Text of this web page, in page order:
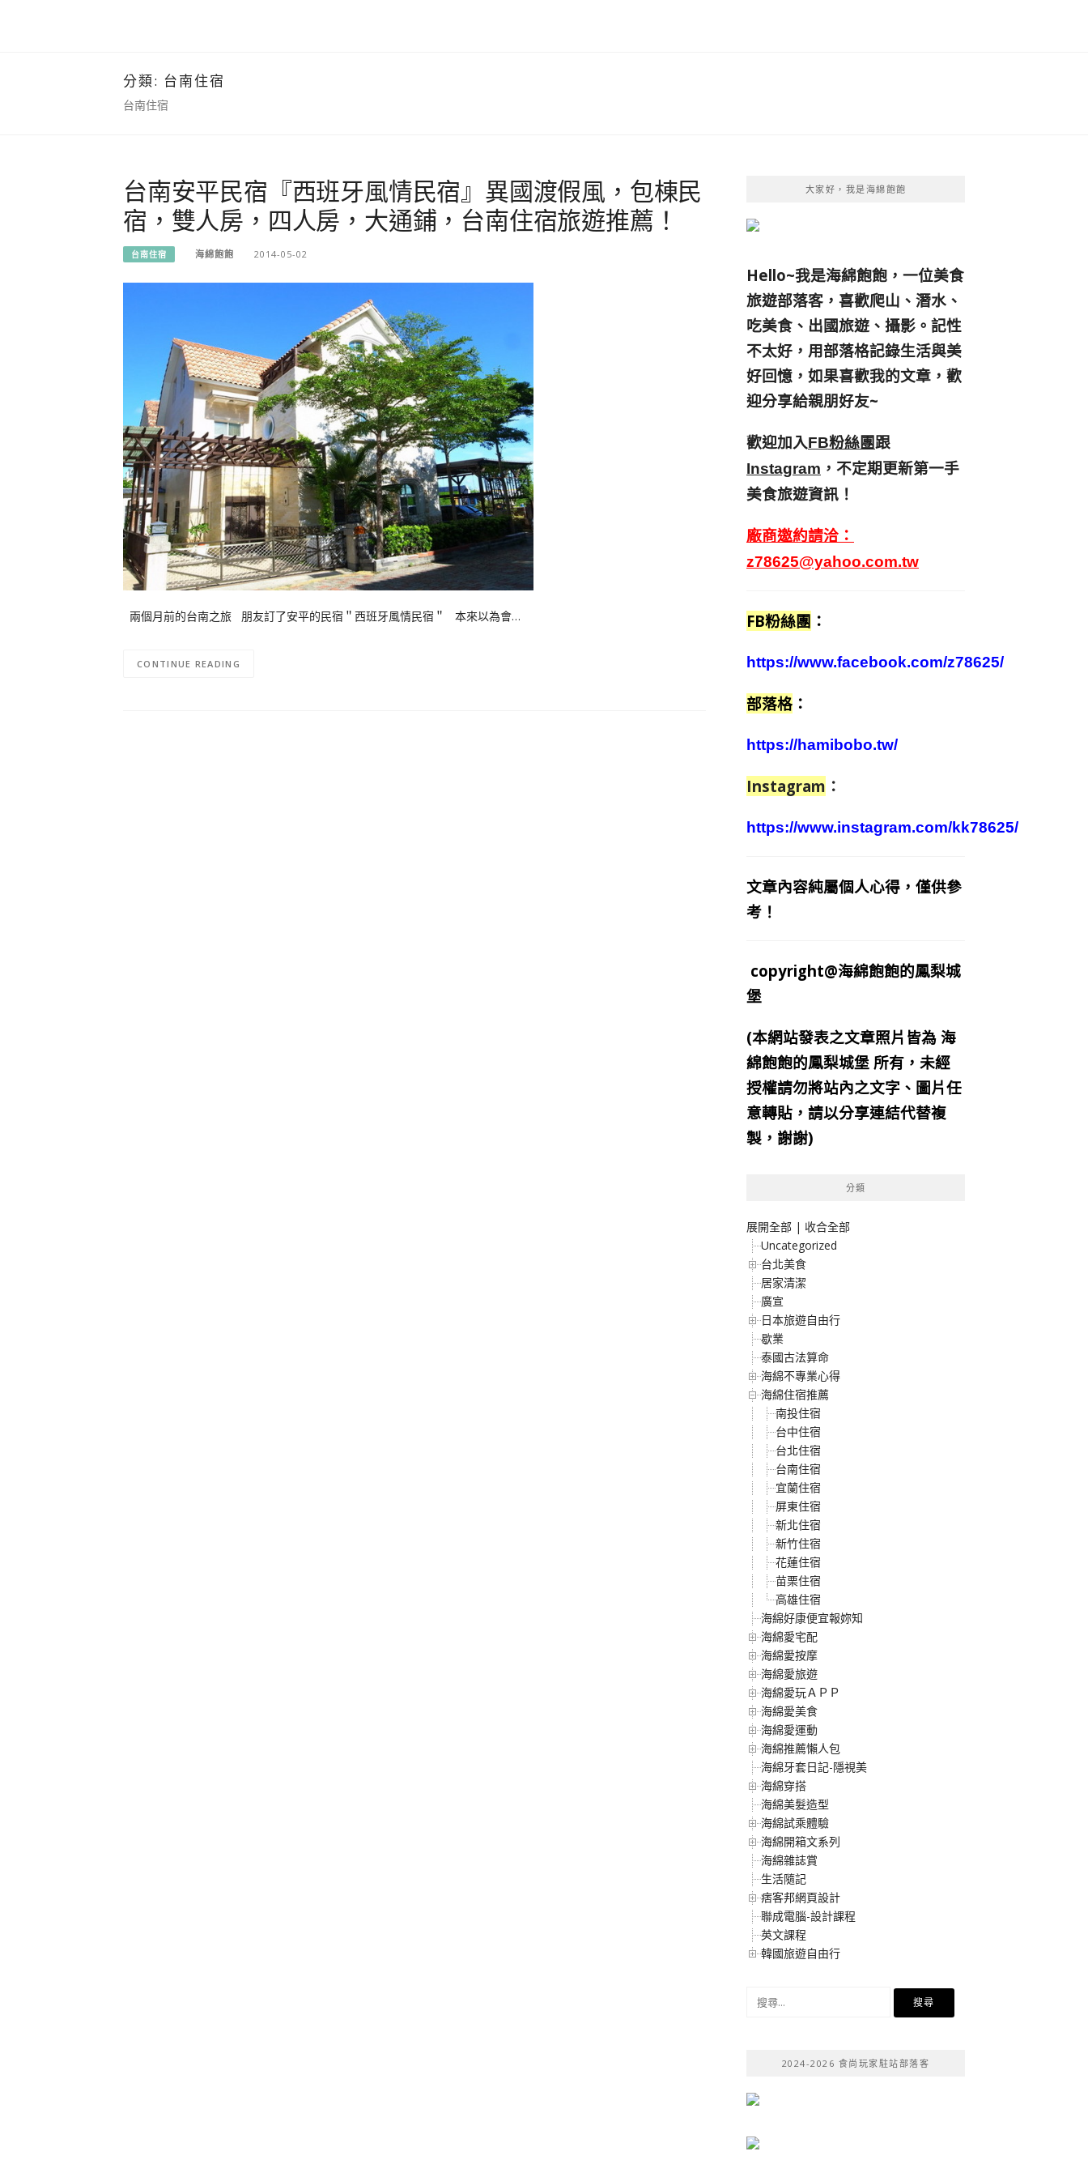
分類: 台南住宿
台南住宿
台南安平民宿『西班牙風情民宿』異國渡假風，包棟民
宿，雙人房，四人房，大通鋪，台南住宿旅遊推薦！
台南住宿 海綿飽飽 2014-05-02
兩個月前的台南之旅 朋友訂了安平的民宿＂西班牙風情民宿＂ 本來以為會…
CONTINUE READING
大家好，我是海綿飽飽
Hello~我是海綿飽飽，一位美食
旅遊部落客， 喜歡爬山、潛水、
吃美食、出國旅遊、攝影。 記性
不太好，用部落格記錄生活與美
好回憶， 如果喜歡我的文章，歡
迎分享給親朋好友~
歡迎加入FB粉絲團跟
Instagram ，不定期更新第一手
美食旅遊資訊！
廠商邀約請洽：
z78625@yahoo.com.tw
FB粉絲團 ：
https://www.facebook.com/z78625/
部落格 ：
https://hamibobo.tw/
Instagram ：
https://www.instagram.com/kk78625/
文章內容純屬個人心得，僅供參
考！
copyright@海綿飽飽的鳳梨城
堡
(本網站發表之文章照片皆為 海
綿飽飽的鳳梨城堡 所有，未經
授權請勿將站內之文字、圖片任
意轉貼，請以分享連結代替複
製，謝謝)
分類
展開全部 | 收合全部
Uncategorized
台北美食
居家清潔
廣宣
日本旅遊自由行
歇業
泰國古法算命
海綿不專業心得
海綿住宿推薦
南投住宿
台中住宿
台北住宿
台南住宿
宜蘭住宿
屏東住宿
新北住宿
新竹住宿
花蓮住宿
苗栗住宿
高雄住宿
海綿好康便宜報妳知
海綿愛宅配
海綿愛按摩
海綿愛旅遊
海綿愛玩ＡＰＰ
海綿愛美食
海綿愛運動
海綿推薦懶人包
海綿牙套日記-隱視美
海綿穿搭
海綿美髮造型
海綿試乘體驗
海綿開箱文系列
海綿雜誌賞
生活隨記
痞客邦網頁設計
聯成電腦-設計課程
英文課程
韓國旅遊自由行
2024-2026 食尚玩家駐站部落客